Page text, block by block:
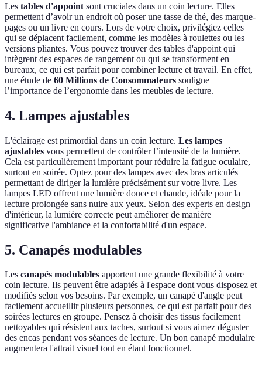
Les tables d'appoint sont cruciales dans un coin lecture. Elles
permettent d’avoir un endroit où poser une tasse de thé, des marque-
pages ou un livre en cours. Lors de votre choix, privilégiez celles
qui se déplacent facilement, comme les modèles à roulettes ou les
versions pliantes. Vous pouvez trouver des tables d'appoint qui
intègrent des espaces de rangement ou qui se transforment en
bureaux, ce qui est parfait pour combiner lecture et travail. En effet,
une étude de 60 Millions de Consommateurs souligne
l’importance de l’ergonomie dans les meubles de lecture.
4. Lampes ajustables
L'éclairage est primordial dans un coin lecture. Les lampes
ajustables vous permettent de contrôler l’intensité de la lumière.
Cela est particulièrement important pour réduire la fatigue oculaire,
surtout en soirée. Optez pour des lampes avec des bras articulés
permettant de diriger la lumière précisément sur votre livre. Les
lampes LED offrent une lumière douce et chaude, idéale pour la
lecture prolongée sans nuire aux yeux. Selon des experts en design
d'intérieur, la lumière correcte peut améliorer de manière
significative l'ambiance et la confortabilité d'un espace.
5. Canapés modulables
Les canapés modulables apportent une grande flexibilité à votre
coin lecture. Ils peuvent être adaptés à l'espace dont vous disposez et
modifiés selon vos besoins. Par exemple, un canapé d'angle peut
facilement accueillir plusieurs personnes, ce qui est parfait pour des
soirées lectures en groupe. Pensez à choisir des tissus facilement
nettoyables qui résistent aux taches, surtout si vous aimez déguster
des encas pendant vos séances de lecture. Un bon canapé modulaire
augmentera l'attrait visuel tout en étant fonctionnel.